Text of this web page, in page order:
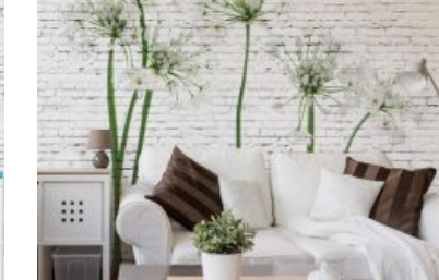
wariantów.
Opcje
można
wybrać
na
stronie
produktu